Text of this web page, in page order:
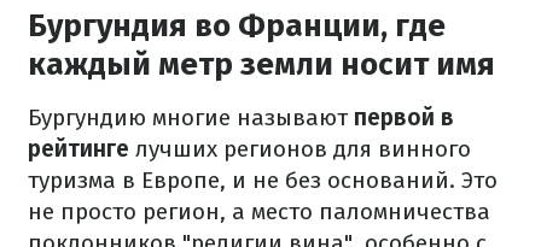
Бургундия во Франции, где
каждый метр земли носит имя
Бургундию многие называют первой в
рейтинге лучших регионов для винного
туризма в Европе, и не без оснований. Это
не просто регион, а место паломничества